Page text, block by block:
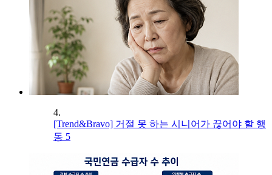
4.
[Trend&Bravo] 거절 못 하는 시니어가 끊어야 할 행
동 5